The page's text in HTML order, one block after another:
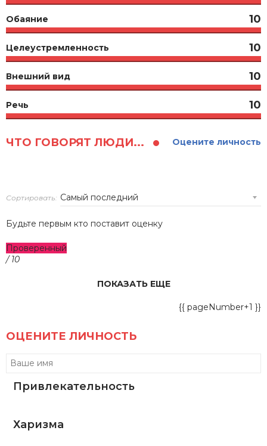
Обаяние 10
Целеустремленность 10
Внешний вид 10
Речь 10
ЧТО ГОВОРЯТ ЛЮДИ... Оцените личность
Сортировать:
Будьте первым кто поставит оценку
Проверенный
/ 10
ПОКАЗАТЬ ЕЩЕ
{{ pageNumber+1 }}
ОЦЕНИТЕ ЛИЧНОСТЬ
Привлекательность
Харизма